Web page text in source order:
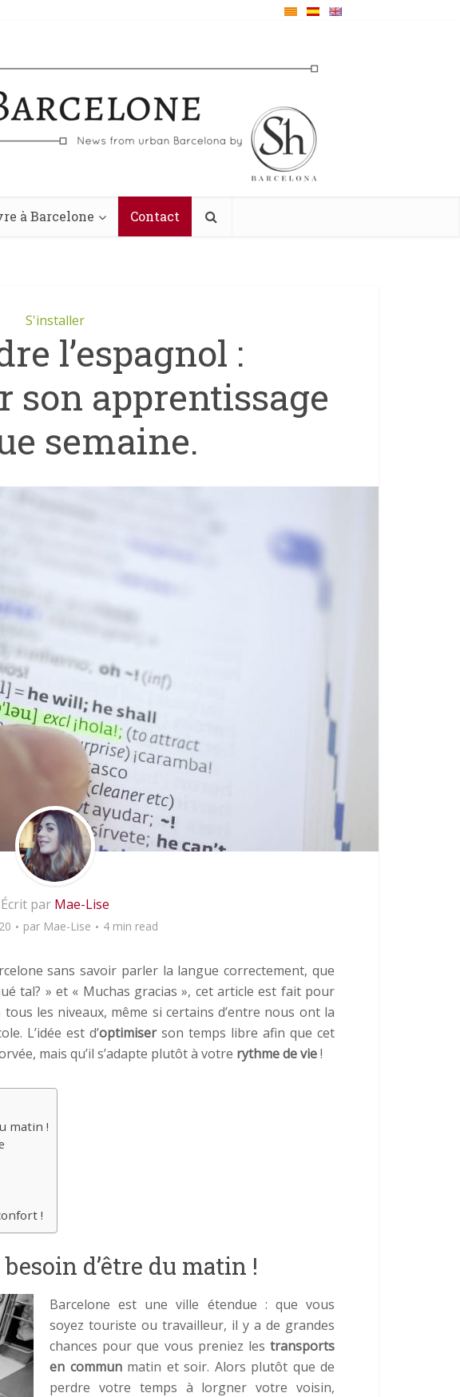
à Barcelone Contact
S'installer
l’espagnol :
son apprentissage
semaine.
Écrit par Mae-Lise
par Mae-Lise 4 min read
sans savoir parler la langue correctement, que
tal? » et « Muchas gracias », cet article est fait pour
tous les niveaux, même si certains d’entre nous ont la
L’idée est d’optimiserson temps libre afin que cet
mais qu’il s’adapte plutôt à votre rythme de vie!
matin !
!
d’être du matin !
Barcelone est une ville étendue : que vous
soyez touriste ou travailleur, il y a de grandes
chances pour que vous preniez les transports
en communmatin et soir. Alors plutôt que de
perdre votre temps à lorgner votre voisin,